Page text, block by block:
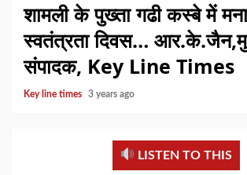
शामली के पुख्ता गढी कस्बे में
स्वतंत्रता दिवस…
संपादक, Key Line Times
Key line times 3 years ago
LISTEN TO THIS